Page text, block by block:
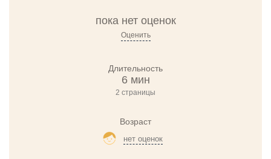
пока нет оценок
Оценить
Длительность
6 мин
2 страницы
Возраст
нет оценок